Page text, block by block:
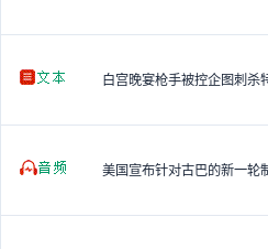
白宫晚宴枪手被控企图刺杀
美国宣布针对古巴的新一轮